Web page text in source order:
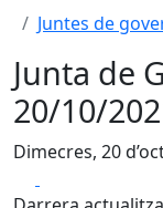
Juntes de
Junta de
20/10/
Dimecres, 20